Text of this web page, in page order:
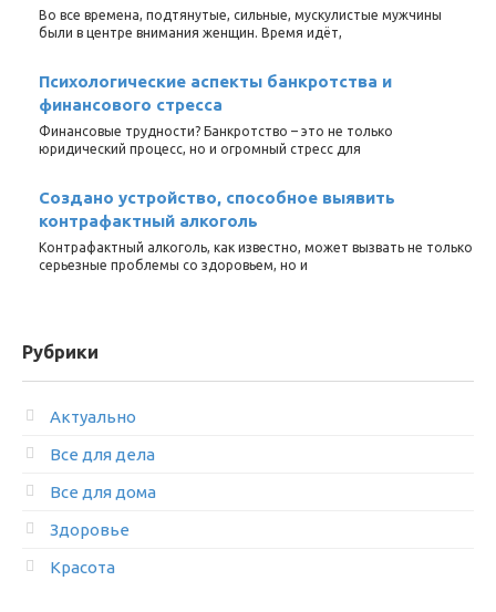
Во все времена, подтянутые, сильные, мускулистые мужчины
были в центре внимания женщин. Время идёт,
Психологические аспекты банкротства и
финансового стресса
Финансовые трудности? Банкротство – это не только
юридический процесс, но и огромный стресс для
Создано устройство, способное выявить
контрафактный алкоголь
Контрафактный алкоголь, как известно, может вызвать не только
серьезные проблемы со здоровьем, но и
Рубрики
Актуально
Все для дела
Все для дома
Здоровье
Красота